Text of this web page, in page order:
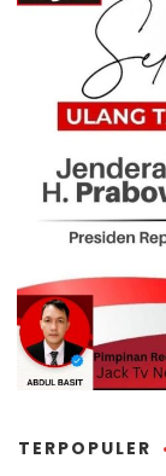
TERPOPULER